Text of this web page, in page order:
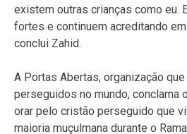
existem outras crianças como eu.
fortes e continuem acreditando
conclui Zahid.
A Portas Abertas, organização
perseguidos no mundo, conclama
orar pelo cristão perseguido que
maioria muçulmana durante o